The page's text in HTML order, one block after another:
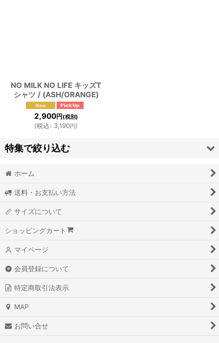
NO MILK NO LIFE キッズT
シャツ / (ASH/ORANGE)
2,900円(税別)
(税込: 3,190円)
特集で絞り込む
TEES
LONG SLEEVE TEES
SWEATS
ACCESSORY
ホーム
送料・お支払い方法
サイズについて
ショッピングカート
マイページ
会員登録について
特定商取引法表示
MAP
お問い合せ